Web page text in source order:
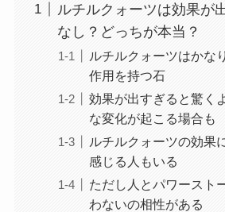
ルチルクォーツは効果が
なし？どっちが本当？
ルチルクォーツはかな
作用を持つ石
効果が出すぎると驚く
な変化が起こる場合も
ルチルクォーツの効果
感じる人もいる
ただし人とパワースト
わないの相性がある